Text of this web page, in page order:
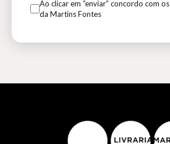
Ao clicar em “enviar” concordo com os
da Martins Fontes